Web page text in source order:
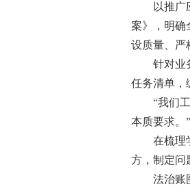
以推广应
案》，明确
设质量、严
针对业务
任务清单，
“我们工
本质要求。
在梳理学
方，制定问
法治账图